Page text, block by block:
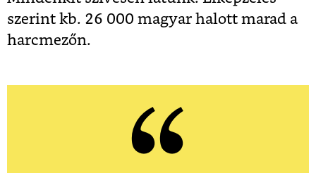
szerint kb. 26 000 magyar halott marad a
harcmezőn.